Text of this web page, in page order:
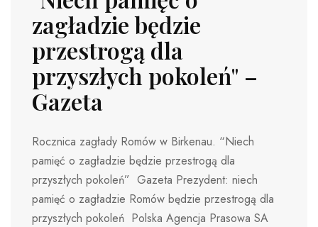
zagładzie będzie
przestrogą dla
przyszłych pokoleń" –
Gazeta
Rocznica zagłady Romów w Birkenau. “Niech
pamięć o zagładzie będzie przestrogą dla
przyszłych pokoleń” Gazeta Prezydent: niech
pamięć o zagładzie Romów będzie przestrogą dla
przyszłych pokoleń Polska Agencja Prasowa SA